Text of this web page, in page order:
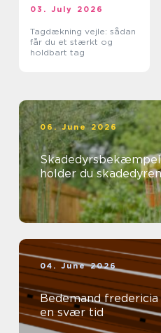
03. July 2026
Tagdækning vejle: sådan
får du et stærkt og
holdbart tag
06. June 2026
Skadedyrsbekæmpelse
holder du
04. June 2026
Bedemand fredericia støtte og overblik i
en svær tid